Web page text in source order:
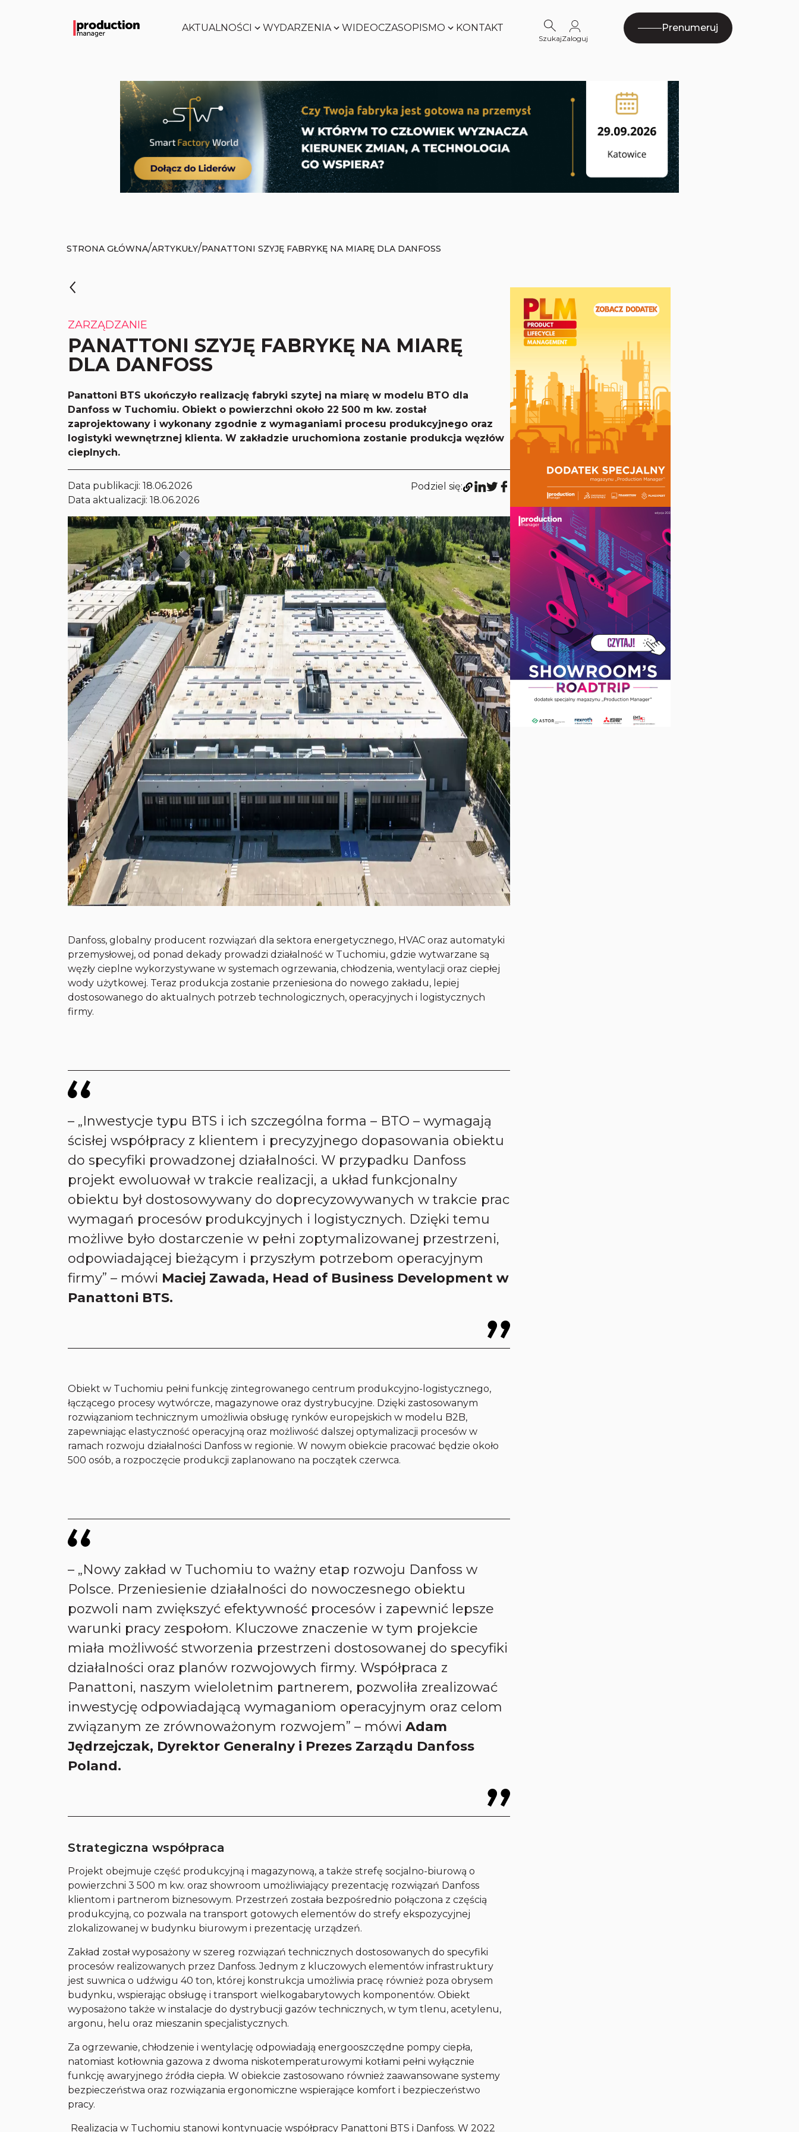
AKTUALNOŚCI WYDARZENIA
SMART
FACTORY
WORLD
WIDEOCZASOPISMO KONTAKT
SzukajZaloguj
Prenumeruj
FACTORY
WORLD
Zobacz
STRONA GŁÓWNA/ARTYKUŁY/PANATTONI SZYJĘ FABRYKĘ NA MIARĘ DLA DANFOSS
ZARZĄDZANIE
PANATTONI SZYJĘ FABRYKĘ NA MIARĘ
DLA DANFOSS
Panattoni BTS ukończyło realizację fabryki szytej na miarę w modelu BTO dla
Danfoss w Tuchomiu. Obiekt o powierzchni około 22 500 m kw. został
zaprojektowany i wykonany zgodnie z wymaganiami procesu produkcyjnego oraz
logistyki wewnętrznej klienta. W zakładzie uruchomiona zostanie produkcja węzłów
cieplnych.
Data publikacji:18.06.2026
Data aktualizacji: 18.06.2026
Podziel się:
Danfoss, globalny producent rozwiązań dla sektora energetycznego, HVAC oraz automatyki
przemysłowej, od ponad dekady prowadzi działalność w Tuchomiu, gdzie wytwarzane są
węzły cieplne wykorzystywane w systemach ogrzewania, chłodzenia, wentylacji oraz ciepłej
wody użytkowej. Teraz produkcja zostanie przeniesiona do nowego zakładu, lepiej
dostosowanego do aktualnych potrzeb technologicznych, operacyjnych i logistycznych
firmy.
– „Inwestycje typu BTS i ich szczególna forma – BTO – wymagają
ścisłej współpracy z klientem i precyzyjnego dopasowania obiektu
do specyfiki prowadzonej działalności. W przypadku Danfoss
projekt ewoluował w trakcie realizacji, a układ funkcjonalny
obiektu był dostosowywany do doprecyzowywanych w trakcie prac
wymagań procesów produkcyjnych i logistycznych. Dzięki temu
możliwe było dostarczenie w pełni zoptymalizowanej przestrzeni,
odpowiadającej bieżącym i przyszłym potrzebom operacyjnym
firmy” – mówi Maciej Zawada, Head of Business Development w
Panattoni BTS.
Obiekt w Tuchomiu pełni funkcję zintegrowanego centrum produkcyjno-logistycznego,
łączącego procesy wytwórcze, magazynowe oraz dystrybucyjne. Dzięki zastosowanym
rozwiązaniom technicznym umożliwia obsługę rynków europejskich w modelu B2B,
zapewniając elastyczność operacyjną oraz możliwość dalszej optymalizacji procesów w
ramach rozwoju działalności Danfoss w regionie. W nowym obiekcie pracować będzie około
500 osób, a rozpoczęcie produkcji zaplanowano na początek czerwca.
– „Nowy zakład w Tuchomiu to ważny etap rozwoju Danfoss w
Polsce. Przeniesienie działalności do nowoczesnego obiektu
pozwoli nam zwiększyć efektywność procesów i zapewnić lepsze
warunki pracy zespołom. Kluczowe znaczenie w tym projekcie
miała możliwość stworzenia przestrzeni dostosowanej do specyfiki
działalności oraz planów rozwojowych firmy. Współpraca z
Panattoni, naszym wieloletnim partnerem, pozwoliła zrealizować
inwestycję odpowiadającą wymaganiom operacyjnym oraz celom
związanym ze zrównoważonym rozwojem” – mówiAdam
Jędrzejczak, Dyrektor Generalny i Prezes Zarządu Danfoss
Poland.
Strategiczna współpraca
Projekt obejmuje część produkcyjną i magazynową, a także strefę socjalno-biurową o
powierzchni 3 500 m kw. oraz showroom umożliwiający prezentację rozwiązań Danfoss
klientom i partnerom biznesowym. Przestrzeń została bezpośrednio połączona z częścią
produkcyjną, co pozwala na transport gotowych elementów do strefy ekspozycyjnej
zlokalizowanej w budynku biurowym i prezentację urządzeń.
Zakład został wyposażony w szereg rozwiązań technicznych dostosowanych do specyfiki
procesów realizowanych przez Danfoss. Jednym z kluczowych elementów infrastruktury
jest suwnica o udźwigu 40 ton, której konstrukcja umożliwia pracę również poza obrysem
budynku, wspierając obsługę i transport wielkogabarytowych komponentów. Obiekt
wyposażono także w instalacje do dystrybucji gazów technicznych, w tym tlenu, acetylenu,
argonu, helu oraz mieszanin specjalistycznych.
Za ogrzewanie, chłodzenie i wentylację odpowiadają energooszczędne pompy ciepła,
natomiast kotłownia gazowa z dwoma niskotemperaturowymi kotłami pełni wyłącznie
funkcję awaryjnego źródła ciepła. W obiekcie zastosowano również zaawansowane systemy
bezpieczeństwa oraz rozwiązania ergonomiczne wspierające komfort i bezpieczeństwo
pracy.
Realizacja w Tuchomiu stanowi kontynuację współpracy Panattoni BTS i Danfoss. W 2022